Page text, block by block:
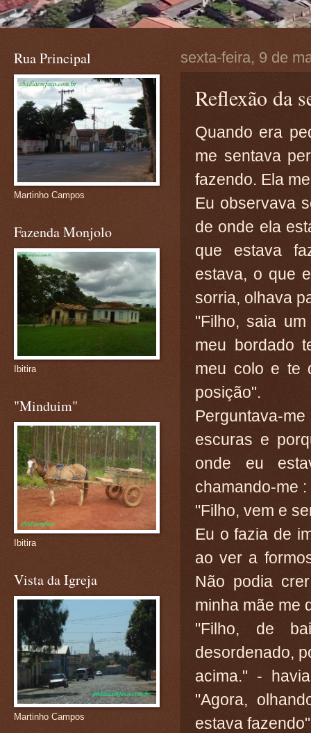
sexta-feira, 9 de
Reflexão da
Quando era
me sentava
fazendo. Ela
Eu observava
de onde ela
que estava
estava, o que
sorria, olhava
"Filho, saia
meu bordado
meu colo e te
posição".
Perguntava-
escuras e
onde eu
chamando-me :
"Filho, vem e
Eu o fazia de
ao ver a
Não podia
minha mãe me
"Filho, de
desordenado,
acima." -
"Agora,
estava
Rua Principal
Martinho Campos
Fazenda Monjolo
Ibitira
"Minduim"
Ibitira
Vista da Igreja
Martinho Campos